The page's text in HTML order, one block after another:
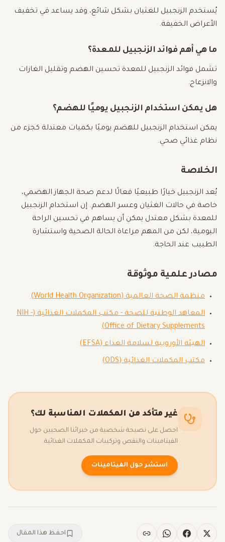
يُستخدم الزنجبيل للغثيان بشكل شائع، وقد يساعد في تخفيف
الأعراض الخفيفة.
ما هي أهم فوائد الزنجبيل للمعدة؟
تشمل فوائد الزنجبيل للمعدة تحسين الهضم وتقليل الغازات
والانزعاج.
هل يمكن استخدام الزنجبيل يوميًا للهضم؟
يمكن استخدام الزنجبيل للهضم يوميًا بكميات معتدلة كجزء من
نظام غذائي صحي.
الخلاصة
يُعد الزنجبيل خيارًا طبيعيًا فعالًا لدعم صحة الجهاز الهضمي،
خاصة في حالات الغثيان وعسر الهضم. إن استخدام الزنجبيل
للمعدة بشكل معتدل يمكن أن يساهم في تحسين الراحة
اليومية، لكن من المهم مراعاة الحالة الصحية واستشارة
الطبيب عند الحاجة.
مصادر علمية موثوقة
منظمة الصحة العالمية (World Health Organization)
المعاهد الوطنية للصحة - مكتب المكملات الغذائية (NIH -
Office of Dietary Supplements)
الهيئة الأوروبية لسلامة الغذاء (EFSA)
مكتب المكملات الغذائية (ODS)
غير متأكد من المكملات المناسبة لك؟
احصل على نصيحة شخصية من خبرائنا الصحيين حول
الفيتامينات والنقص وتركيبات المكملات الغذائية.
استشر حول الفيتامينات
احفظ هذا المقال